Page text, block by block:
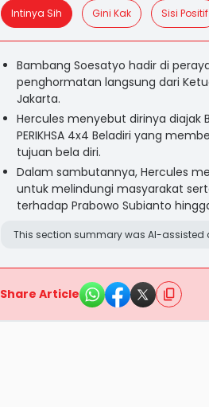
Intinya Sih Gini Kak Sisi Positif
Bambang Soesatyo hadir di
penghormatan langsung dari
Jakarta.
Hercules menyebut dirinya diajak
PERIKHSA 4x4 Beladiri yang
tujuan bela diri.
Dalam sambutannya, Hercules
untuk melindungi masyarakat
terhadap Prabowo Subianto
This section summary was AI-assisted
Share Article